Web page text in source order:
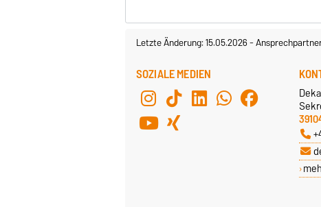
Letzte Änderung: 15.05.2026-
SOZIALE MEDIEN